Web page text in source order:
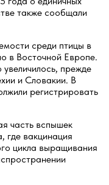
также сообщали
среди птицы в
в Восточной Европе.
прежде
и Словакии. В
регистрировать
часть вспышек
где вакцинация
цикла выращивания